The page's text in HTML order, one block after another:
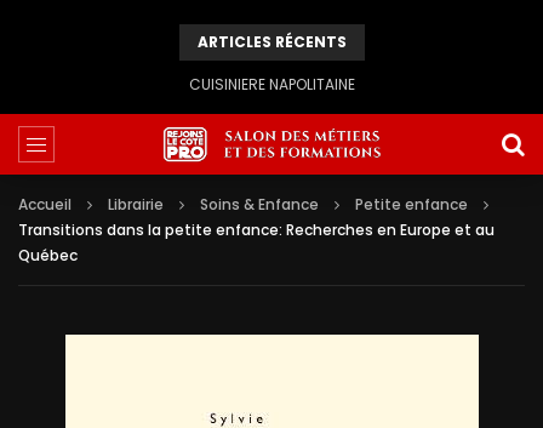
ARTICLES RÉCENTS
CUISINIERE NAPOLITAINE
Accueil Librairie Soins & Enfance
Petite enfance
Transitions dans la petite enfance: Recherches en Europe et au
Québec